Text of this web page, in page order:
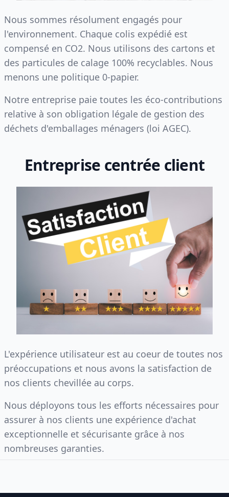
Nous sommes résolument engagés pour
l'environnement. Chaque colis expédié est
compensé en CO2. Nous utilisons des cartons et
des particules de calage 100% recyclables. Nous
menons une politique 0-papier.
Notre entreprise paie toutes les éco-contributions
relative à son obligation légale de gestion des
déchets d'emballages ménagers (loi AGEC).
Entreprise centrée client
L'expérience utilisateur est au coeur de toutes nos
préoccupations et nous avons la satisfaction de
nos clients chevillée au corps.
Nous déployons tous les efforts nécessaires pour
assurer à nos clients une expérience d'achat
exceptionnelle et sécurisante grâce à nos
nombreuses garanties.